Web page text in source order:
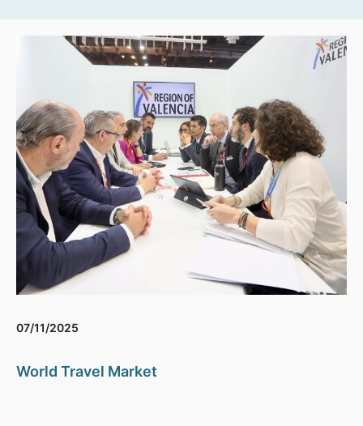
07/11/2025
World Travel Market